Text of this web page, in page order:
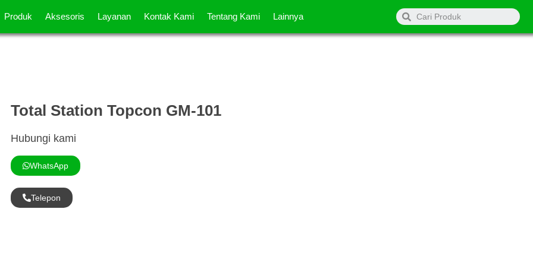
Produk Aksesoris Layanan Kontak Kami Tentang Kami Lainnya Search
Total Station Topcon GM-101
Hubungi kami
WhatsApp
Telepon